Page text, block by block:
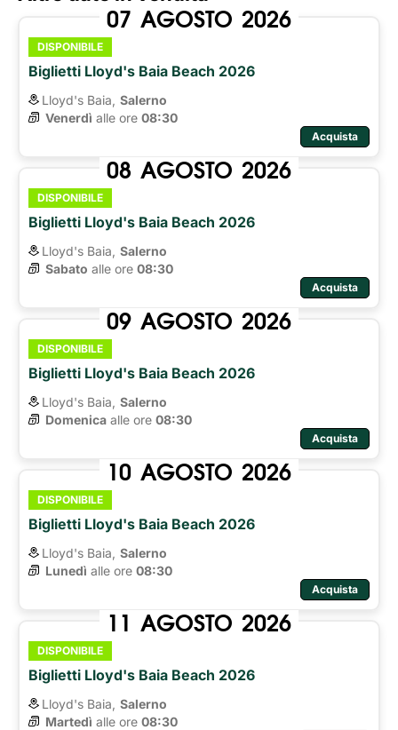
07 AGOSTO 2026
DISPONIBILE
Biglietti Lloyd's Baia Beach 2026
Lloyd's Baia, Salerno
Venerdì alle ore 08:30
Acquista
08 AGOSTO 2026
DISPONIBILE
Biglietti Lloyd's Baia Beach 2026
Lloyd's Baia, Salerno
Sabato alle ore 08:30
Acquista
09 AGOSTO 2026
DISPONIBILE
Biglietti Lloyd's Baia Beach 2026
Lloyd's Baia, Salerno
Domenica alle ore 08:30
Acquista
10 AGOSTO 2026
DISPONIBILE
Biglietti Lloyd's Baia Beach 2026
Lloyd's Baia, Salerno
Lunedì alle ore 08:30
Acquista
11 AGOSTO 2026
DISPONIBILE
Biglietti Lloyd's Baia Beach 2026
Lloyd's Baia, Salerno
Martedì alle ore 08:30